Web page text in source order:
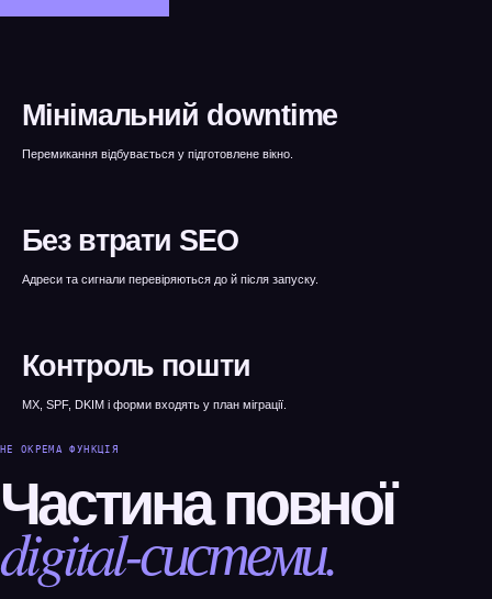
Мінімальний downtime
Перемикання відбувається у підготовлене вікно.
Без втрати SEO
Адреси та сигнали перевіряються до й після запуску.
Контроль пошти
MX, SPF, DKIM і форми входять у план міграції.
НЕ ОКРЕМА ФУНКЦІЯ
Частина повної
digital-системи.